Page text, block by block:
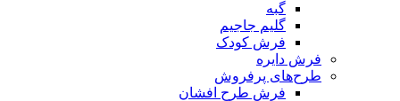
گبه
گلیم جاجیم
فرش کودک
فرش دایره
طرح‌های پرفروش
فرش طرح افشان